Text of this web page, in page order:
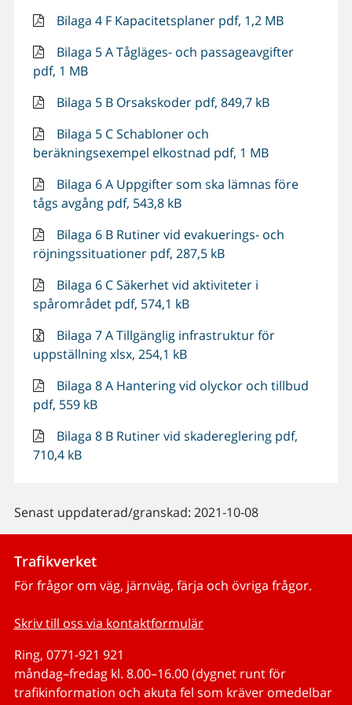
Bilaga 4 F Kapacitetsplaner pdf, 1,2 MB
Bilaga 5 A Tågläges- och passageavgifter
pdf, 1 MB
Bilaga 5 B Orsakskoder pdf, 849,7 kB
Bilaga 5 C Schabloner och
beräkningsexempel elkostnad pdf, 1 MB
Bilaga 6 A Uppgifter som ska lämnas före
tågs avgång pdf, 543,8 kB
Bilaga 6 B Rutiner vid evakuerings- och
röjningssituationer pdf, 287,5 kB
Bilaga 6 C Säkerhet vid aktiviteter i
spårområdet pdf, 574,1 kB
Bilaga 7 A Tillgänglig infrastruktur för
uppställning xlsx, 254,1 kB
Bilaga 8 A Hantering vid olyckor och tillbud
pdf, 559 kB
Bilaga 8 B Rutiner vid skadereglering pdf,
710,4 kB
Senast uppdaterad/granskad: 2021-10-08
Trafikverket
För frågor om väg, järnväg, färja och övriga frågor.
Skriv till oss via kontaktformulär
Ring, 0771-921 921
måndag–fredag kl. 8.00–16.00 (dygnet runt för
trafikinformation och akuta fel som kräver omedelbar